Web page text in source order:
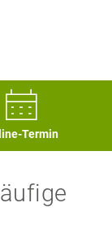
Termin